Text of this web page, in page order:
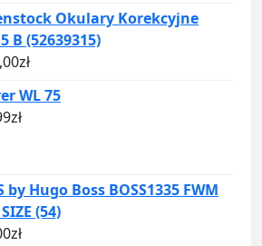
Okulary Korekcyjne
B (52639315)
zł
WL 75
zł
by Hugo Boss BOSS1335 FWM
(54)
zł